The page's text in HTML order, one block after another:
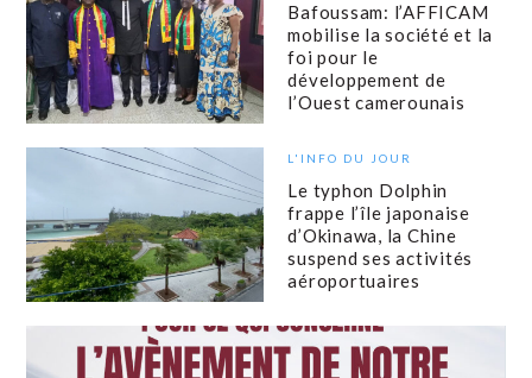
Bafoussam: l’AFFICAM
mobilise la société et la
foi pour le
développement de
l’Ouest camerounais
L'INFO DU JOUR
Le typhon Dolphin
frappe l’île japonaise
d’Okinawa, la Chine
suspend ses activités
aéroportuaires